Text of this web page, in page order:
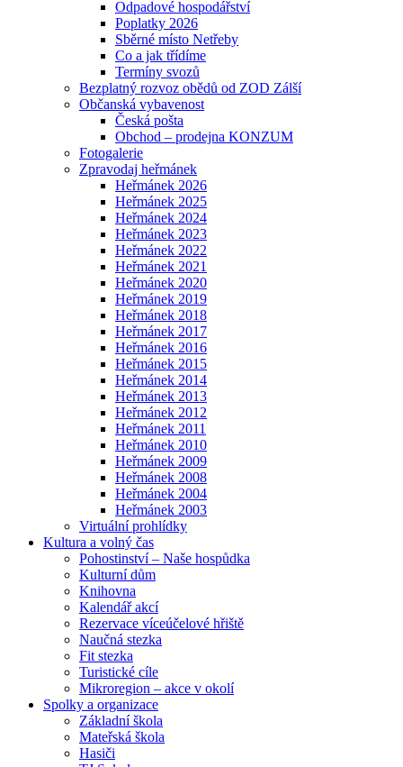
Odpadové hospodářství
Poplatky 2026
Sběrné místo Netřeby
Co a jak třídíme
Termíny svozů
Bezplatný rozvoz obědů od ZOD Zálší
Občanská vybavenost
Česká pošta
Obchod – prodejna KONZUM
Fotogalerie
Zpravodaj heřmánek
Heřmánek 2026
Heřmánek 2025
Heřmánek 2024
Heřmánek 2023
Heřmánek 2022
Heřmánek 2021
Heřmánek 2020
Heřmánek 2019
Heřmánek 2018
Heřmánek 2017
Heřmánek 2016
Heřmánek 2015
Heřmánek 2014
Heřmánek 2013
Heřmánek 2012
Heřmánek 2011
Heřmánek 2010
Heřmánek 2009
Heřmánek 2008
Heřmánek 2004
Heřmánek 2003
Virtuální prohlídky
Kultura a volný čas
Pohostinství – Naše hospůdka
Kulturní dům
Knihovna
Kalendář akcí
Rezervace víceúčelové hřiště
Naučná stezka
Fit stezka
Turistické cíle
Mikroregion – akce v okolí
Spolky a organizace
Základní škola
Mateřská škola
Hasiči